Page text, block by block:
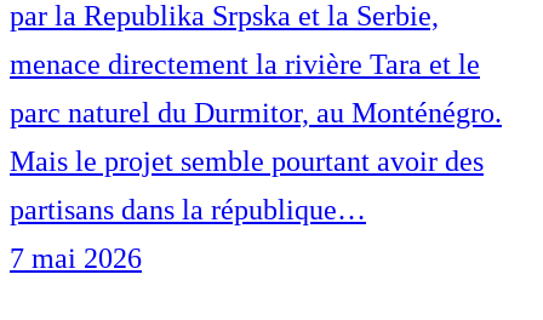
par la Republika Srpska et la Serbie,
menace directement la rivière Tara et le
parc naturel du Durmitor, au Monténégro.
Mais le projet semble pourtant avoir des
partisans dans la république…
7 mai 2026